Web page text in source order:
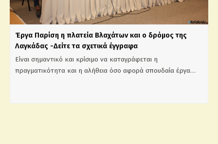
Έργα Παρίση η πλατεία Βλαχάτων και ο δρόμος της
Λαγκάδας -Δείτε τα σχετικά έγγραφα
Είναι σημαντικό και κρίσιμο να καταγράφεται η
πραγματικότητα και η αλήθεια όσο αφορά σπουδαία έργα…